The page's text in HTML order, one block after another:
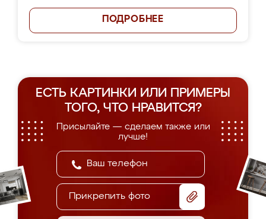
ПОДРОБНЕЕ
ЕСТЬ КАРТИНКИ ИЛИ ПРИМЕРЫ
ТОГО, ЧТО НРАВИТСЯ?
Присылайте — сделаем также или
лучше!
Прикрепить фото